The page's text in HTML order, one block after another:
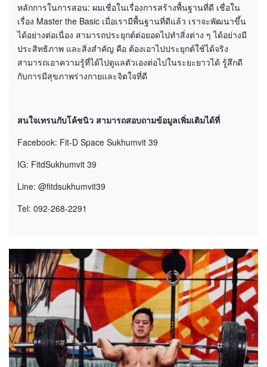
หลักการในการสอน: ผมเชื่อในเรื่องการสร้างพื้นฐานที่ดี เชื่อใน
เรื่อง Master the Basic เมื่อเรามีพื้นฐานที่ดีแล้ว เราจะพัฒนาขึ้น
ได้อย่างต่อเนื่อง สามารถประยุกต์ต่อยอดไปทำสิ่งต่าง ๆ ได้อย่างมี
ประสิทธิภาพ และสิ่งสำคัญ คือ ต้องเอาไปประยุกต์ใช้ได้จริง
สามารถเอาความรู้ที่ได้ไปดูแลตัวเองต่อไปในระยะยาวได้ รู้สึกดี
กับการมีสุขภาพร่างกายและจิตใจที่ดี
สนใจเทรนกับโค้ชนิว สามารถสอบถามข้อมูลเพิ่มเติมได้ที่
Facebook: Fit-D Space Sukhumvit 39
IG: FitdSukhumvit 39
Line: @fitdsukhumvit39
Tel: 092-268-2291